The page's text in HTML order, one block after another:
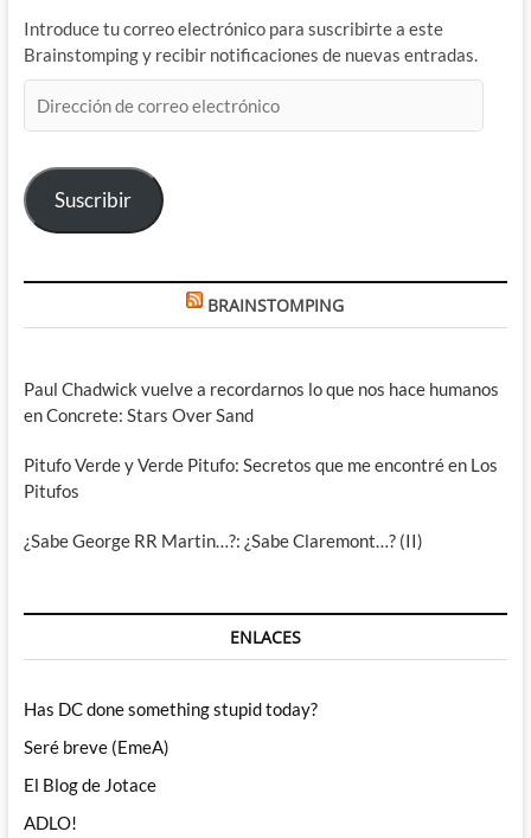
Introduce tu correo electrónico para suscribirte a este
Brainstomping y recibir notificaciones de nuevas entradas.
de
electrónico
Suscribir
BRAINSTOMPING
Paul Chadwick vuelve a recordarnos lo que nos hace humanos
en Concrete: Stars Over Sand
Pitufo Verde y Verde Pitufo: Secretos que me encontré en Los
Pitufos
¿Sabe George RR Martin…?: ¿Sabe Claremont…? (II)
ENLACES
Has DC done something stupid today?
Seré breve (EmeA)
El Blog de Jotace
ADLO!